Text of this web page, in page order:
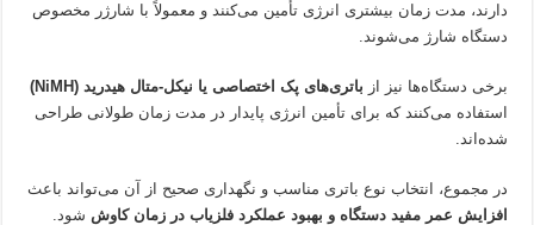
دارند، مدت زمان بیشتری انرژی تأمین می‌کنند و معمولاً با شارژر مخصوص
دستگاه شارژ می‌شوند.
برخی دستگاه‌ها نیز از باتری‌های پک اختصاصی یا نیکل‑متال هیدرید (NiMH)
استفاده می‌کنند که برای تأمین انرژی پایدار در مدت زمان طولانی طراحی
شده‌اند.
در مجموع، انتخاب نوع باتری مناسب و نگهداری صحیح از آن می‌تواند باعث
افزایش عمر مفید دستگاه و بهبود عملکرد فلزیاب در زمان کاوش شود.